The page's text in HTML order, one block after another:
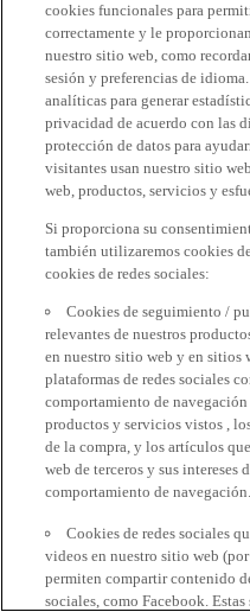
cookies funcionales para
correctamente y le
nuestro sitio web, como
sesión y preferencias de
analíticas para generar
privacidad de acuerdo con las
protección de datos para
visitantes usan nuestro sitio
web, productos, servicios y
Si proporciona su
también utilizaremos cookies
cookies de redes sociales:
Cookies de seguimiento /
relevantes de nuestros
en nuestro sitio web y en sitios
plataformas de redes sociales
comportamiento de
productos y servicios vistos ,
de la compra, y los artículos
web de terceros y sus intereses
comportamiento de navegación.
Cookies de redes sociales
videos en nuestro sitio web
permiten compartir contenido
sociales, como Facebook.